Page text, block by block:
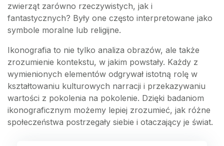
zwierząt zarówno rzeczywistych, jak i
fantastycznych? Były one często interpretowane jako
symbole moralne lub religijne.
Ikonografia to nie tylko analiza obrazów, ale także
zrozumienie kontekstu, w jakim powstały. Każdy z
wymienionych elementów odgrywał istotną rolę w
kształtowaniu kulturowych narracji i przekazywaniu
wartości z pokolenia na pokolenie. Dzięki badaniom
ikonograficznym możemy lepiej zrozumieć, jak różne
społeczeństwa postrzegały siebie i otaczający je świat.